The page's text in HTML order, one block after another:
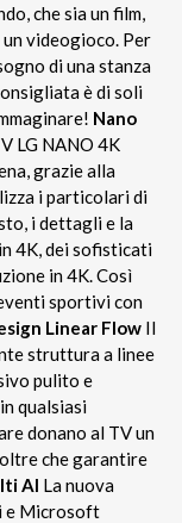
che sia un film,
videogioco. Per
di una stanza
è di soli
Nano
LG NANO 4K
grazie alla
i particolari di
i dettagli e la
4K, dei sofisticati
in 4K. Così
sportivi con
Linear Flow Il
struttura a linee
pulito e
qualsiasi
donano al TV un
che garantire
AI La nuova
e Microsoft